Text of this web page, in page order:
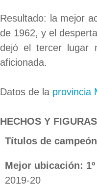
Resultado: la mejor
de 1962, y el
dejó el tercer lugar
aficionada.
Datos de la provincia
HECHOS Y
Títulos de
Mejor ubicación:
2019-20